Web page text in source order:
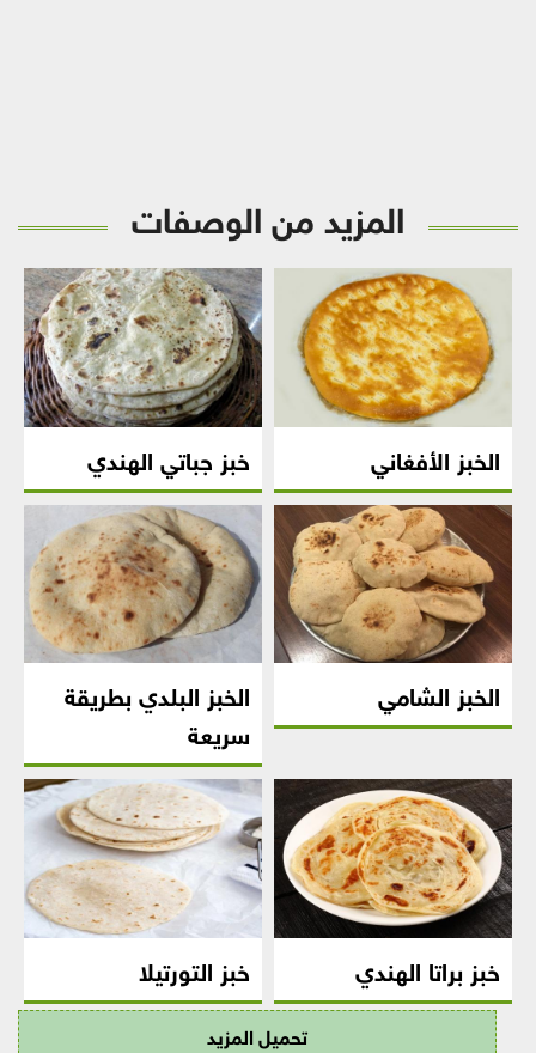
المزيد من الوصفات
الخبز الأفغاني خبز جباتي الهندي
الخبز الشامي
الخبز البلدي بطريقة
سريعة
خبز براتا الهندي خبز التورتيلا
تحميل المزيد